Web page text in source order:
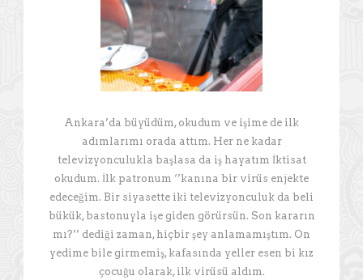
Ankara’da büyüdüm, okudum ve işime de ilk
adımlarımı orada attım. Her ne kadar
televizyonculukla başlasa da iş hayatım İktisat
okudum. İlk patronum ‘’kanına bir virüs enjekte
edeceğim. Bir siyasette iki televizyonculuk da beli
bükük, bastonuyla işe giden görürsün. Son kararın
mı?’’ dediği zaman, hiçbir şey anlamamıştım. On
yedime bile girmemiş, kafasında yeller esen bi kız
çocuğu olarak, ilk virüsü aldım.